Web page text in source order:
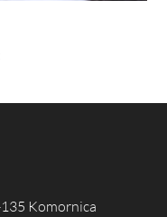
Komornica